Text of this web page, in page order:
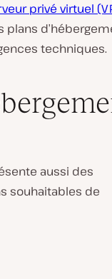
privé virtuel
plans
techniques.
aussi des
souhaitables de